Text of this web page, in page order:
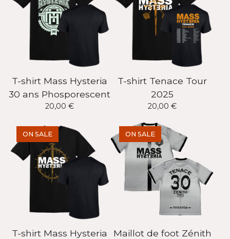
T-shirt Mass Hysteria
30 ans Phosporescent
20,00 €
T-shirt Tenace Tour
2025
20,00 €
ON SALE
T-shirt Mass Hysteria
ON SALE
Maillot de foot Zénith